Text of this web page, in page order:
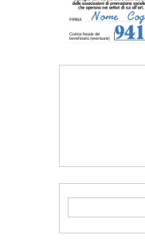
Form di ricerca